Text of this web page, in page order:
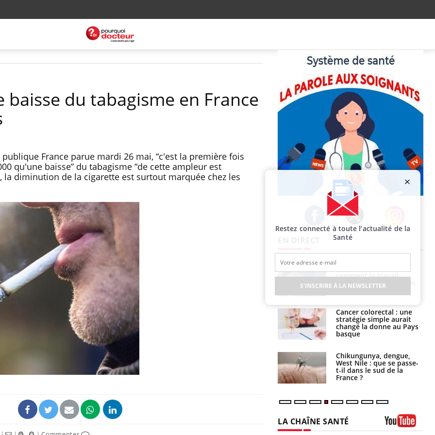
du tabagisme en France
France parue mardi 26 mai, “c'est la première fois
qu'une baisse” du tabagisme “de cette ampleur est
la diminution de la cigarette est surtout marquée chez les
Facebook Twitter Instagram
Syndrome métabolique :
quels sont les meilleurs
exercices physiques ?
Comment éviter une otite
pendant les vacances ?
Hantavirus : un cas
détecté chez un touriste
comment le travail
empiète de plus en plus
sur nos soirées
Cancer colorectal : une
stratégie simple aurait
changé la donne au Pays
basque
Chikungunya, dengue,
West Nile : que se passe-
t-il dans le sud de la
France ?
LA CHAÎNE SANTÉ
Restez connecté à toute l’actualité de la
Santé
S'INSCRIRE À LA NEWSLETTER